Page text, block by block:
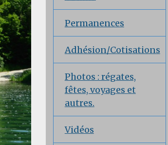
Permanences
Adhésion/Cotisations
Photos : régates,
fêtes, voyages et
autres.
Vidéos